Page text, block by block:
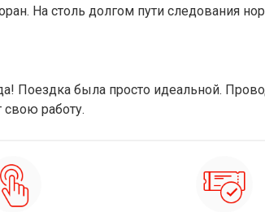
На столь долгом пути следования
Поездка была просто идеальной.
работу.